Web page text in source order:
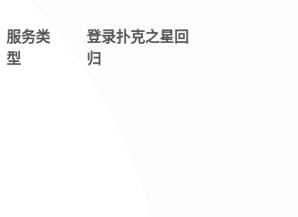
服务类
型
登录扑克之星回
归